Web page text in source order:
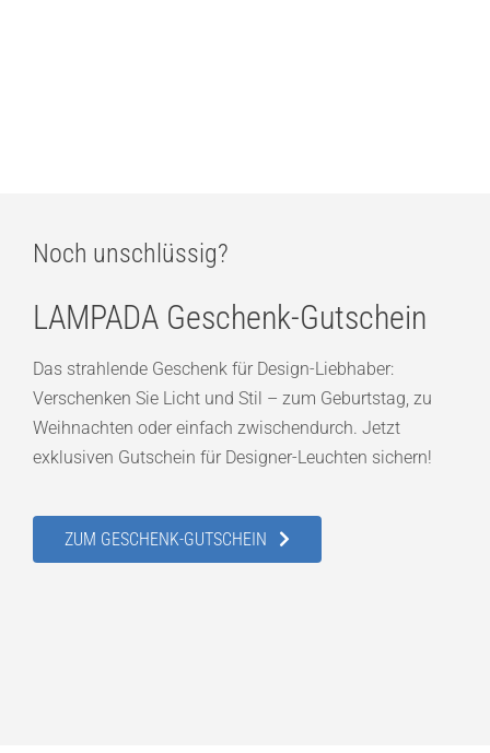
Noch unschlüssig?
LAMPADA Geschenk-Gutschein
Das strahlende Geschenk für Design-Liebhaber:
Verschenken Sie Licht und Stil – zum Geburtstag, zu
Weihnachten oder einfach zwischendurch. Jetzt
exklusiven Gutschein für Designer-Leuchten sichern!
ZUM GESCHENK-GUTSCHEIN